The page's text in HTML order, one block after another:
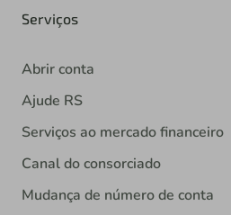
Serviços
Abrir conta
Ajude RS
Serviços ao mercado financeiro
Canal do consorciado
Mudança de número de conta